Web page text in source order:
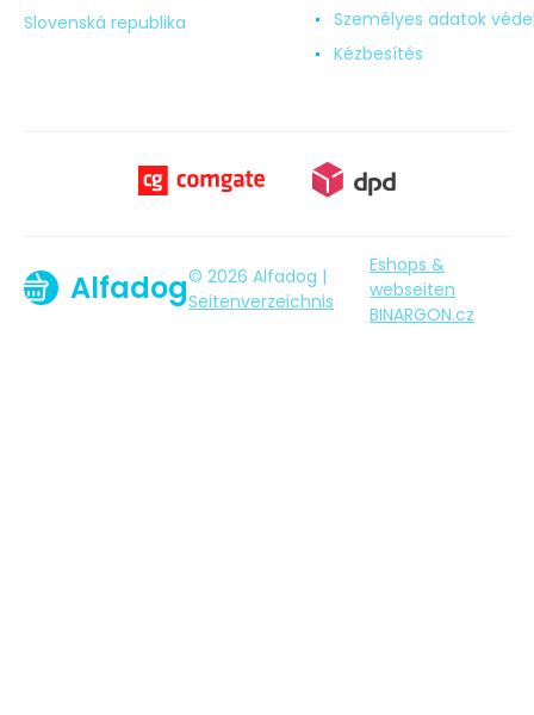
Slovenská republika
Személyes adatok
Kézbesítés
Alfadog© 2026 Alfadog |
Seitenverzeichnis
Eshops &
webseiten
BINARGON.cz